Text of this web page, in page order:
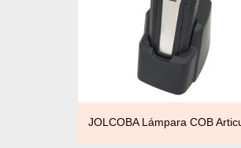
JOLCOBA Lámpara COB